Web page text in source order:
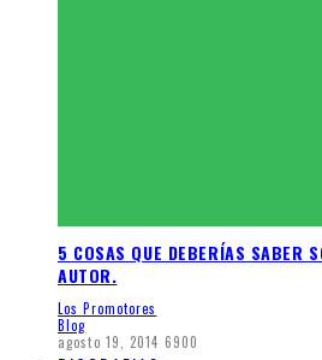
5 COSAS QUE DEBERÍAS SABER
AUTOR.
Los Promotores
Blog
agosto 19, 2014 6900